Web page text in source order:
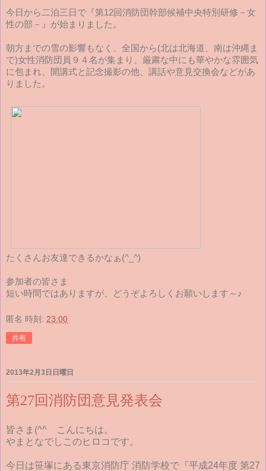
今日から二泊三日で『第12回消防団幹部候補中央特別研修－女
性の部－』が始まりました。
朝方までの雪の影響もなく、全国から(北は北海道、南は沖縄ま
で)女性消防団員９４名が集まり、厳粛な中にも華やかな雰囲気
に包まれ、開講式と記念撮影の他、講話や意見交換会などがあ
りました。
たくさんお友達できるかなぁ(^_^)
参加者の皆さま
短い時間ではありますが、どうぞよろしくお願いします～♪
匿名 時刻: 23:00
共有
2013年2月3日日曜日
第27回消防団意見発表会
皆さま(^^ゞこんにちは。
やまとなでしこのヒロコです。
今日は笹塚にある東京消防庁 消防学校で『平成24年度 第27